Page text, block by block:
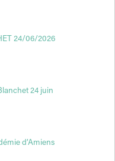
24/06/2026
24 juin
d’Amiens